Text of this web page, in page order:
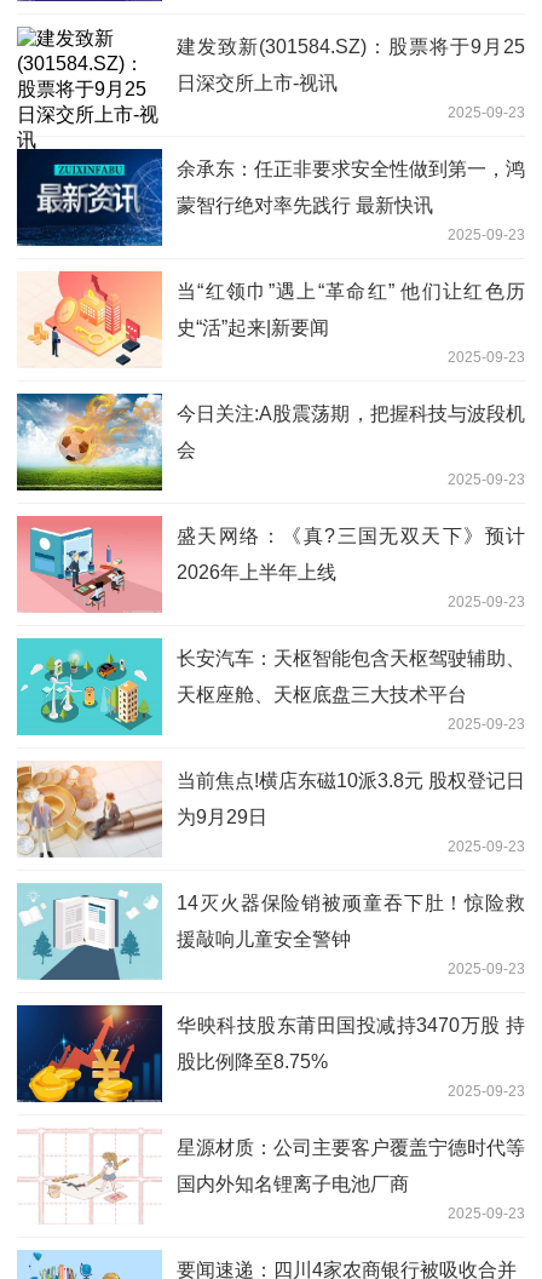
建发致新(301584.SZ)：股票将于9月25
日深交所上市-视讯
2025-09-23
余承东：任正非要求安全性做到第一，鸿
蒙智行绝对率先践行 最新快讯
2025-09-23
当“红领巾”遇上“革命红” 他们让红色历
史“活”起来|新要闻
2025-09-23
今日关注:A股震荡期，把握科技与波段机
会
2025-09-23
盛天网络：《真?三国无双天下》预计
2026年上半年上线
2025-09-23
长安汽车：天枢智能包含天枢驾驶辅助、
天枢座舱、天枢底盘三大技术平台
2025-09-23
当前焦点!横店东磁10派3.8元 股权登记日
为9月29日
2025-09-23
14灭火器保险销被顽童吞下肚！惊险救
援敲响儿童安全警钟
2025-09-23
华映科技股东莆田国投减持3470万股 持
股比例降至8.75%
2025-09-23
星源材质：公司主要客户覆盖宁德时代等
国内外知名锂离子电池厂商
2025-09-23
要闻速递：四川4家农商银行被吸收合并